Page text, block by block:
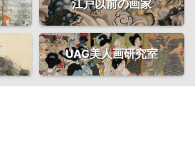
江戸以前の画家
UAG美人画研究室